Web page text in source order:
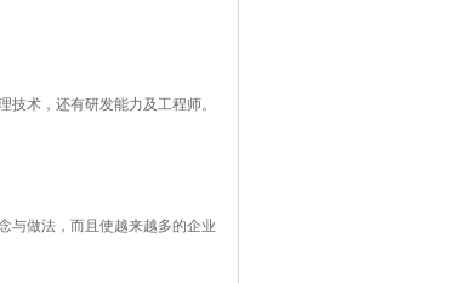
术，还有研发能力及工程师。
与做法，而且使越来越多的企业